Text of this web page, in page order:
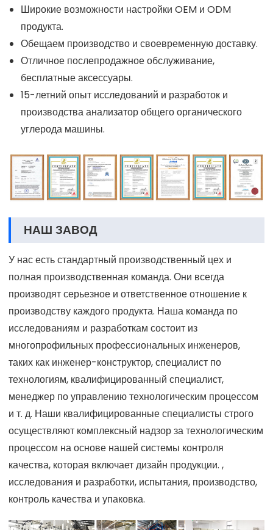
Широкие возможности настройки OEM и ODM
продукта.
Обещаем производство и своевременную доставку.
Отличное послепродажное обслуживание,
бесплатные аксессуары.
15-летний опыт исследований и разработок и
производства анализатор общего органического
углерода машины.
НАШ ЗАВОД
У нас есть стандартный производственный цех и
полная производственная команда. Они всегда
производят серьезное и ответственное отношение к
производству каждого продукта. Наша команда по
исследованиям и разработкам состоит из
многопрофильных профессиональных инженеров,
таких как инженер-конструктор, специалист по
технологиям, квалифицированный специалист,
менеджер по управлению технологическим процессом
и т. д. Наши квалифицированные специалисты строго
осуществляют комплексный надзор за технологическим
процессом на основе нашей системы контроля
качества, которая включает дизайн продукции. ,
исследования и разработки, испытания, производство,
контроль качества и упаковка.